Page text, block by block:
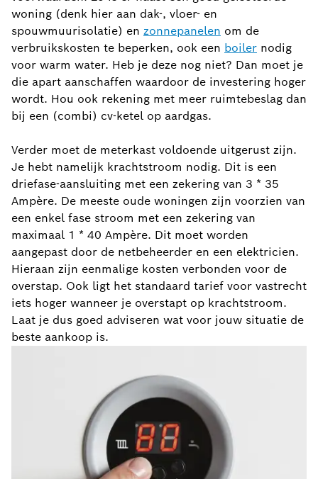
woning (denk hier aan dak-, vloer- en
spouwmuurisolatie) en zonnepanelen om de
verbruikskosten te beperken, ook een boiler nodig
voor warm water. Heb je deze nog niet? Dan moet je
die apart aanschaffen waardoor de investering hoger
wordt. Hou ook rekening met meer ruimtebeslag dan
bij een (combi) cv-ketel op aardgas.
Verder moet de meterkast voldoende uitgerust zijn.
Je hebt namelijk krachtstroom nodig. Dit is een
driefase-aansluiting met een zekering van 3 * 35
Ampère. De meeste oude woningen zijn voorzien van
een enkel fase stroom met een zekering van
maximaal 1 * 40 Ampère. Dit moet worden
aangepast door de netbeheerder en een elektricien.
Hieraan zijn eenmalige kosten verbonden voor de
overstap. Ook ligt het standaard tarief voor vastrecht
iets hoger wanneer je overstapt op krachtstroom.
Laat je dus goed adviseren wat voor jouw situatie de
beste aankoop is.